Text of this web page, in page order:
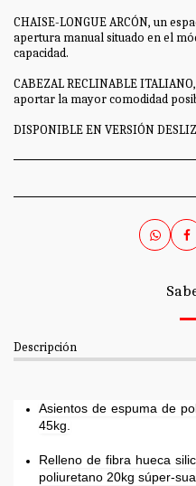
CHAISE-LONGUE ARCÓN, un
apertura manual situado en el
capacidad.
CABEZAL RECLINABLE
aportar la mayor comodidad
DISPONIBLE EN VERSIÓN
Descripción
Asientos de espuma de
45kg.
Relleno de fibra hueca
poliuretano 20kg súper-